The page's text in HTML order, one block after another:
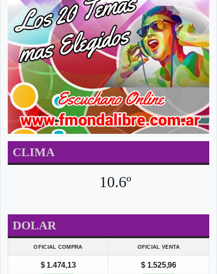
CLIMA
10.6º
DOLAR
OFICIAL COMPRA OFICIAL VENTA
$ 1.474,13 $ 1.525,96